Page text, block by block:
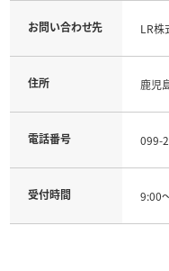
お問い合わせ先 LR株
住所 鹿児
電話番号 099-
受付時間 9:00